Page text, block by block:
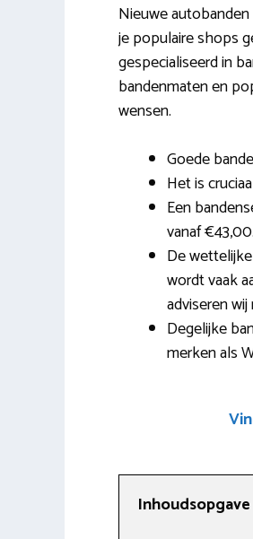
Nieuwe
je populaire shops
gespecialiseerd in
bandenmaten en
wensen.
Goede
Het is
Een
vanaf €43,00.
De
wordt vaak
adviseren
Degelijke
merken als
Inhoudsopgave